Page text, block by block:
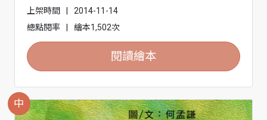
上架時間
2014-11-14
總點閱率
繪本1,502次
閱讀繪本
中